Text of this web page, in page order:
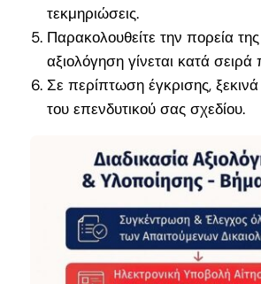
τεκμηριώσεις.
Παρακολουθείτε την πορεία
αξιολόγηση γίνεται κατά σειρά
Σε περίπτωση έγκρισης,
του επενδυτικού σας σχεδίου.